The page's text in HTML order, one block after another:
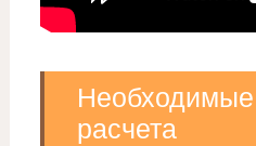
расчета